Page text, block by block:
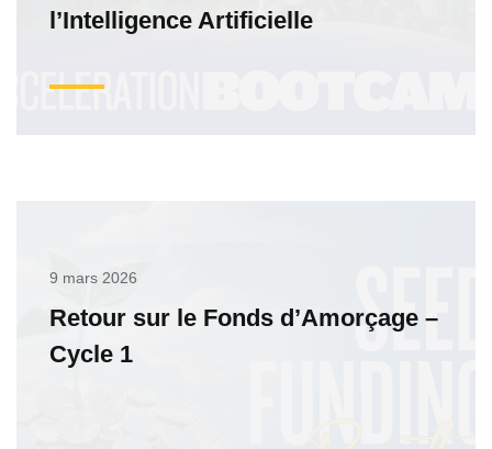
l’Intelligence Artificielle
9 mars 2026
Retour sur le Fonds d’Amorçage –
Cycle 1